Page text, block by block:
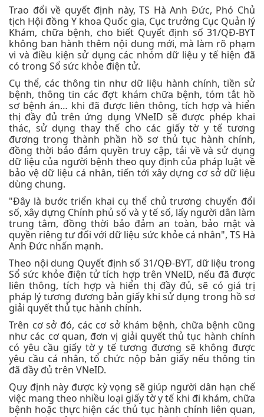
Trao đổi về quyết định này, TS Hà Anh Đức, Phó Chủ
tịch Hội đồng Y khoa Quốc gia, Cục trưởng Cục Quản lý
Khám, chữa bệnh, cho biết Quyết định số 31/QĐ-BYT
không ban hành thêm nội dung mới, mà làm rõ phạm
vi và điều kiện sử dụng các nhóm dữ liệu y tế hiện đã
có trong Sổ sức khỏe điện tử.
Cụ thể, các thông tin như dữ liệu hành chính, tiền sử
bệnh, thông tin các đợt khám chữa bệnh, tóm tắt hồ
sơ bệnh án… khi đã được liên thông, tích hợp và hiển
thị đầy đủ trên ứng dụng VNeID sẽ được phép khai
thác, sử dụng thay thế cho các giấy tờ y tế tương
đương trong thành phần hồ sơ thủ tục hành chính,
đồng thời bảo đảm quyền truy cập, tải về và sử dụng
dữ liệu của người bệnh theo quy định của pháp luật về
bảo vệ dữ liệu cá nhân, tiến tới xây dựng cơ sở dữ liệu
dùng chung.
"Đây là bước triển khai cụ thể chủ trương chuyển đổi
số, xây dựng Chính phủ số và y tế số, lấy người dân làm
trung tâm, đồng thời bảo đảm an toàn, bảo mật và
quyền riêng tư đối với dữ liệu sức khỏe cá nhân", TS Hà
Anh Đức nhấn mạnh.
Theo nội dung Quyết định số 31/QĐ-BYT, dữ liệu trong
Sổ sức khỏe điện tử tích hợp trên VNeID, nếu đã được
liên thông, tích hợp và hiển thị đầy đủ, sẽ có giá trị
pháp lý tương đương bản giấy khi sử dụng trong hồ sơ
giải quyết thủ tục hành chính.
Trên cơ sở đó, các cơ sở khám bệnh, chữa bệnh cũng
như các cơ quan, đơn vị giải quyết thủ tục hành chính
có yêu cầu giấy tờ y tế tương đương sẽ không được
yêu cầu cá nhân, tổ chức nộp bản giấy nếu thông tin
đã đầy đủ trên VNeID.
Quy định này được kỳ vọng sẽ giúp người dân hạn chế
việc mang theo nhiều loại giấy tờ y tế khi đi khám, chữa
bệnh hoặc thực hiện các thủ tục hành chính liên quan,